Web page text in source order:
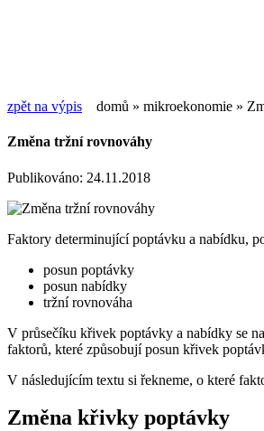
zpět na výpis domů » mikroekonomie »
Změna tržní rovnováhy
Publikováno: 24.11.2018
Faktory determinující poptávku a nabídku,
posun poptávky
posun nabídky
tržní rovnováha
V průsečíku křivek poptávky a nabídky se
faktorů, které způsobují posun křivek
V následujícím textu si řekneme, o které
Změna křivky poptávky